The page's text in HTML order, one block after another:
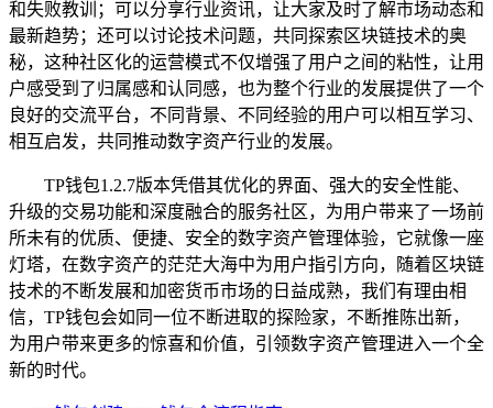
和失败教训；可以分享行业资讯，让大家及时了解市场动态和
最新趋势；还可以讨论技术问题，共同探索区块链技术的奥
秘，这种社区化的运营模式不仅增强了用户之间的粘性，让用
户感受到了归属感和认同感，也为整个行业的发展提供了一个
良好的交流平台，不同背景、不同经验的用户可以相互学习、
相互启发，共同推动数字资产行业的发展。
TP钱包1.2.7版本凭借其优化的界面、强大的安全性能、
升级的交易功能和深度融合的服务社区，为用户带来了一场前
所未有的优质、便捷、安全的数字资产管理体验，它就像一座
灯塔，在数字资产的茫茫大海中为用户指引方向，随着区块链
技术的不断发展和加密货币市场的日益成熟，我们有理由相
信，TP钱包会如同一位不断进取的探险家，不断推陈出新，
为用户带来更多的惊喜和价值，引领数字资产管理进入一个全
新的时代。